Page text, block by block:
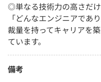
◎単なる技術力の高さだけ
「どんなエンジニアであ
裁量を持ってキャリアを
ています。
備考